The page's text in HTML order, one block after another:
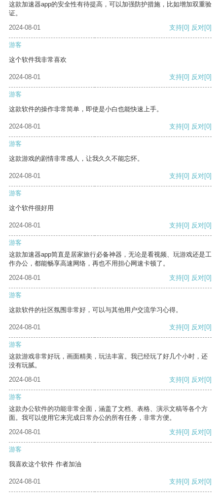
这款加速器app的安全性有待提高，可以加强防护措施，比如增加双重验
证。
2024-08-01
支持[0] 反对[0]
游客
这个软件我非常喜欢
2024-08-01 支持[0] 反对[0]
游客
这款软件的操作非常简单，即使是小白也能快速上手。
2024-08-01 支持[0] 反对[0]
游客
这款游戏的剧情非常感人，让我久久不能忘怀。
2024-08-01 支持[0] 反对[0]
游客
这个软件很好用
2024-08-01 支持[0] 反对[0]
游客
这款加速器app简直是居家旅行必备神器，无论是看视频、玩游戏还是工
作办公，都能畅享高速网络，再也不用担心网速卡顿了。
2024-08-01
支持[0] 反对[0]
游客
这款软件的社区氛围非常好，可以与其他用户交流学习心得。
2024-08-01 支持[0] 反对[0]
游客
这款游戏非常好玩，画面精美，玩法丰富。我已经玩了好几个小时，还
没有玩腻。
2024-08-01
支持[0] 反对[0]
游客
这款办公软件的功能非常全面，涵盖了文档、表格、演示文稿等各个方
面。我可以使用它来完成日常办公的所有任务，非常方便。
2024-08-01
支持[0] 反对[0]
游客
我喜欢这个软件 作者加油
2024-08-01 支持[0] 反对[0]